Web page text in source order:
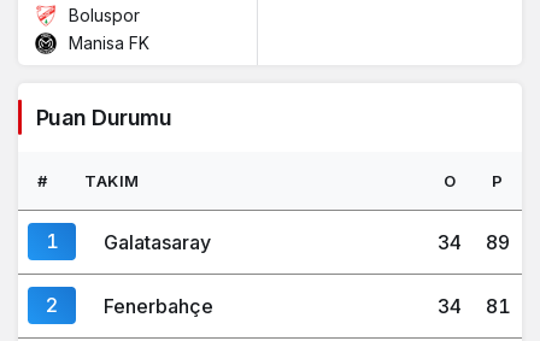
Boluspor
Manisa FK
Puan Durumu
# TAKIM O P
1 Galatasaray 34 89
2 Fenerbahçe 34 81